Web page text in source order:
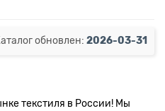
обновлен: 2026-03-31
текстиля в России! Мы